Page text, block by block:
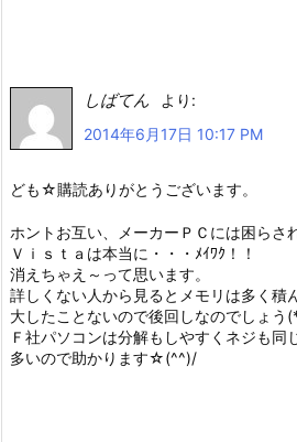
しばてん
より:
2014年6月17日 10:17 PM
ども☆購読ありがとうございます。
ホントお互い、メーカーＰＣには困らさ
Ｖｉｓｔａは本当に・・・ﾒｲﾜｸ！！
消えちゃえ～って思います。
詳しくない人から見るとメモリは多く積
大したことないので後回しなのでしょう
Ｆ社パソコンは分解もしやすくネジも同
多いので助かります☆(^^)/